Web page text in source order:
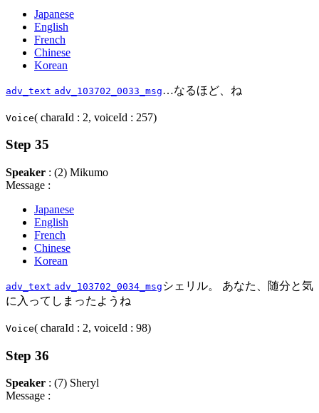
Japanese
English
French
Chinese
Korean
adv_text adv_103702_0033_msg…なるほど、ね
Voice( charaId : 2, voiceId : 257)
Step 35
Speaker : (2) Mikumo
Message :
Japanese
English
French
Chinese
Korean
adv_text adv_103702_0034_msg シェリル。 あなた、随分と気
に入ってしまったようね
Voice( charaId : 2, voiceId : 98)
Step 36
Speaker : (7) Sheryl
Message :